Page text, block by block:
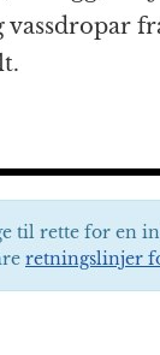
m
vassdropar
til rette for en
retningslinjer